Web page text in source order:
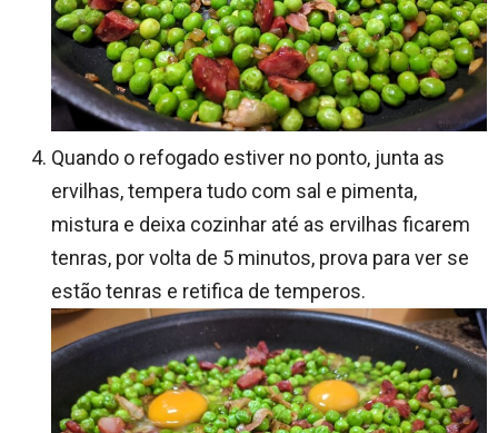
Quando o refogado estiver no ponto, junta as
ervilhas, tempera tudo com sal e pimenta,
mistura e deixa cozinhar até as ervilhas ficarem
tenras, por volta de 5 minutos, prova para ver se
estão tenras e retifica de temperos.